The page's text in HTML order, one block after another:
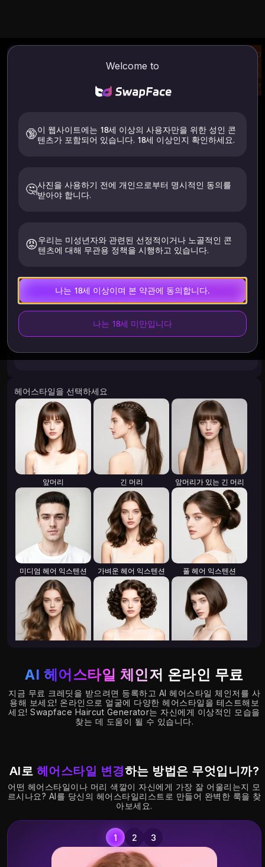
Welcome to
🔞이 웹사이트에는 18세 이상의 사용자만을 위한 성인 콘
텐츠가 포함되어 있습니다. 18세 이상인지 확인하세요.
🤔사진을 사용하기 전에 개인으로부터 명시적인 동의를
받아야 합니다.
😡우리는 미성년자와 관련된 선정적이거나 노골적인 콘
텐츠에 대해 무관용 정책을 시행하고 있습니다.
나는 18세 이상이며 본 약관에 동의합니다.
나는 18세 미만입니다
이미지 및 프롬프트에서
AI
헤어 스와퍼 고정된 닫힌 눈
원하는 스타일을 선택하세요.
헤어스타일을 선택하세요
앞머리 긴 머리 앞머리가 있는 긴 머리
미디엄 헤어 익스텐션 가벼운 헤어 익스텐션 풀 헤어 익스텐션
부드럽고 매끄러운 머
리카락
AI 헤어스타일 체인저 온라인 무료
지금 무료 크레딧을 받으려면 등록하고 AI 헤어스타일 체인저를 사
용해 보세요! 온라인으로 얼굴에 다양한 헤어스타일을 테스트해보
세요! Swapface Haircut Generator는 자신에게 이상적인 모습을
찾는 데 도움이 될 수 있습니다.
AI로 헤어스타일 변경하는 방법은 무엇입니까?
어떤 헤어스타일이나 머리 색깔이 자신에게 가장 잘 어울리는지 모
르시나요? AI를 당신의 헤어스타일리스트로 만들어 완벽한 룩을 찾
아보세요.